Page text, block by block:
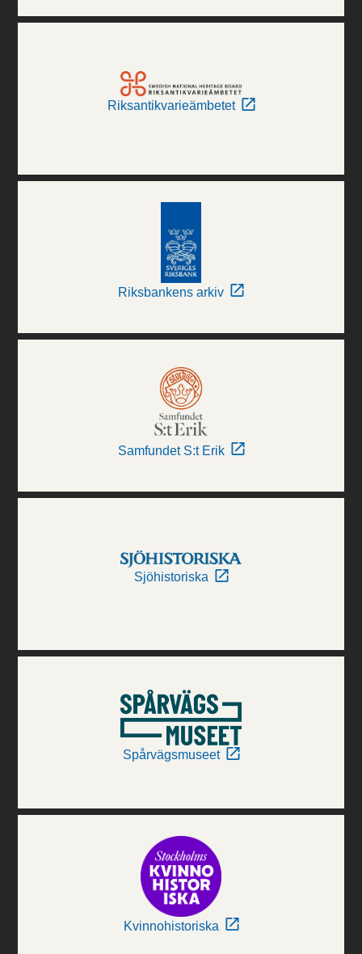
Riksantikvarieämbetet
Riksbankens arkiv
Samfundet S:t Erik
Sjöhistoriska
Spårvägsmuseet
Kvinnohistoriska